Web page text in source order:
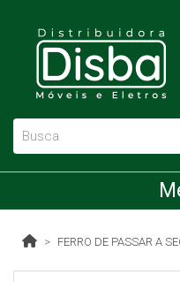
FERRO DE PASSAR A